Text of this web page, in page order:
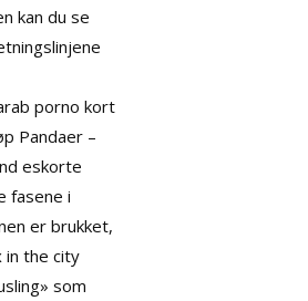
kan du se
porno kort
Pandaer –
eskorte
fasene i
er brukket,
in the city
som